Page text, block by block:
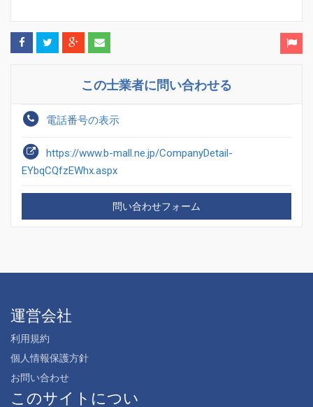
この士業者に問い合わせる
電話番号の表示
https://www.b-mall.ne.jp/CompanyDetail-
EYbqCQfzEWhx.aspx
問い合わせフォーム
運営会社
利用規約
個人情報保護方針
お問い合わせ
このサイトについ